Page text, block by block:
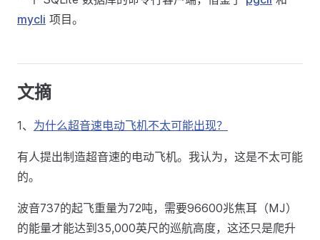
mycli 项目。
文摘
1、 为什么超音速电动飞机不太可能出现？
有人提出制造超音速的电动飞机。我认为，这是不太可能
的。
波音737的起飞重量为72吨，需要96600兆焦耳（MJ）
的能量才能达到35,000英尺的巡航高度，这还只是爬升